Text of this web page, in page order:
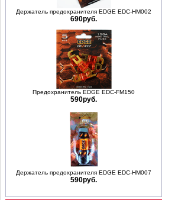
Держатель предохранителя EDGE EDC-HM002
690руб.
Предохранитель EDGE EDC-FM150
590руб.
Держатель предохранителя EDGE EDC-HM007
590руб.